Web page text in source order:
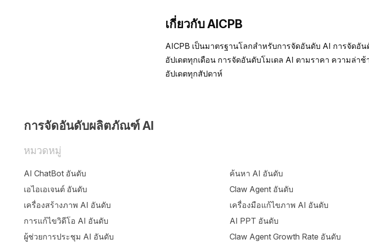
เกี่ยวกับ AICPB
AICPB เป็นมาตรฐานโลกสำหรับการจัดอันดับ AI การจัดอั
อัปเดตทุกเดือน การจัดอันดับโมเดล AI ตามราคา ความล่าช้
อัปเดตทุกสัปดาห์
การจัดอันดับผลิตภัณฑ์ AI
หมวดหมู่
AI ChatBot อันดับ ค้นหา AI อันดับ
เอไอเอเจนต์ อันดับ
Claw Agent อันดับ
เครื่องสร้างภาพ AI อันดับ
เครื่องมือแก้ไขภาพ AI อันดับ
การแก้ไขวิดีโอ AI อันดับ
AI PPT อันดับ
ผู้ช่วยการประชุม AI อันดับ
Claw Agent Growth Rate อันดับ